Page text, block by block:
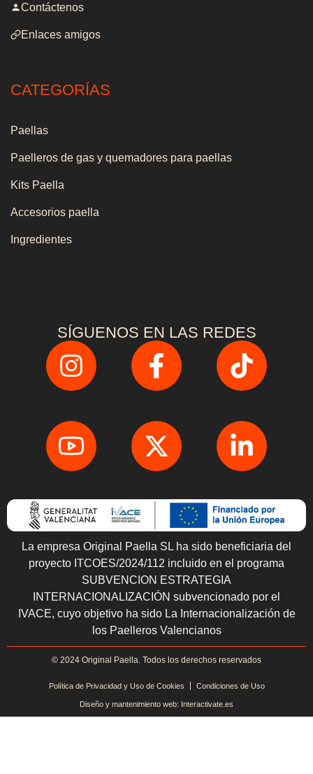
Contáctenos
Enlaces amigos
CATEGORÍAS
Paellas
Paelleros de gas y quemadores para paellas
Kits Paella
Accesorios paella
Ingredientes
SÍGUENOS EN LAS REDES
La empresa Original Paella SL ha sido beneficiaria del
proyecto ITCOES/2024/112 incluido en el programa
SUBVENCION ESTRATEGIA
INTERNACIONALIZACIÓN subvencionado por el
IVACE, cuyo objetivo ha sido La Internacionalización de
los Paelleros Valencianos
© 2024 Original Paella. Todos los derechos reservados
Política de Privacidad y Uso de Cookies Condiciones de Uso
Diseño y mantenimiento web: Interactivate.es